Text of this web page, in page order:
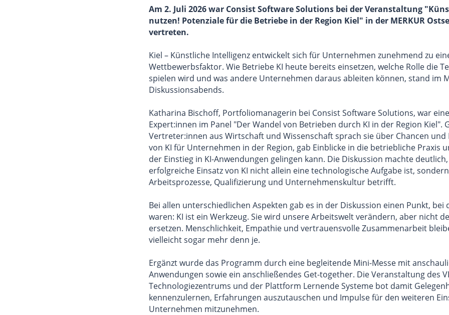
Am 2. Juli 2026 war Consist Software Solutions bei der Veranstaltung
nutzen! Potenziale für die Betriebe in der Region Kiel" in der MERKUR
vertreten.
Kiel – Künstliche Intelligenz entwickelt sich für Unternehmen zunehmend zu
Wettbewerbsfaktor. Wie Betriebe KI heute bereits einsetzen, welche Rolle die
spielen wird und was andere Unternehmen daraus ableiten können, stand im
Diskussionsabends.
Katharina Bischoff, Portfoliomanagerin bei Consist Software Solutions, war
Expert:innen im Panel "Der Wandel von Betrieben durch KI in der Region Kiel".
Vertreter:innen aus Wirtschaft und Wissenschaft sprach sie über Chancen
von KI für Unternehmen in der Region, gab Einblicke in die betriebliche Praxis
der Einstieg in KI-Anwendungen gelingen kann. Die Diskussion machte
erfolgreiche Einsatz von KI nicht allein eine technologische Aufgabe ist,
Arbeitsprozesse, Qualifizierung und Unternehmenskultur betrifft.
Bei allen unterschiedlichen Aspekten gab es in der Diskussion einen Punkt, bei
waren: KI ist ein Werkzeug. Sie wird unsere Arbeitswelt verändern, aber nicht
ersetzen. Menschlichkeit, Empathie und vertrauensvolle Zusammenarbeit
vielleicht sogar mehr denn je.
Ergänzt wurde das Programm durch eine begleitende Mini-Messe mit
Anwendungen sowie ein anschließendes Get-together. Die Veranstaltung des
Technologiezentrums und der Plattform Lernende Systeme bot damit
kennenzulernen, Erfahrungen auszutauschen und Impulse für den weiteren
Unternehmen mitzunehmen.